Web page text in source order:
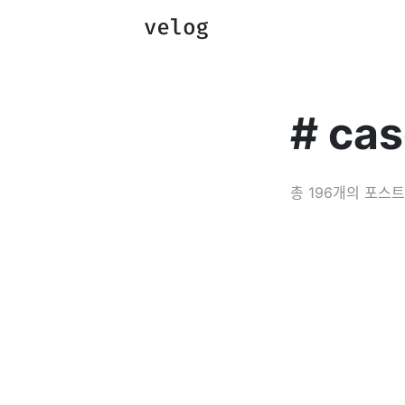
#
총 196개의 포스트